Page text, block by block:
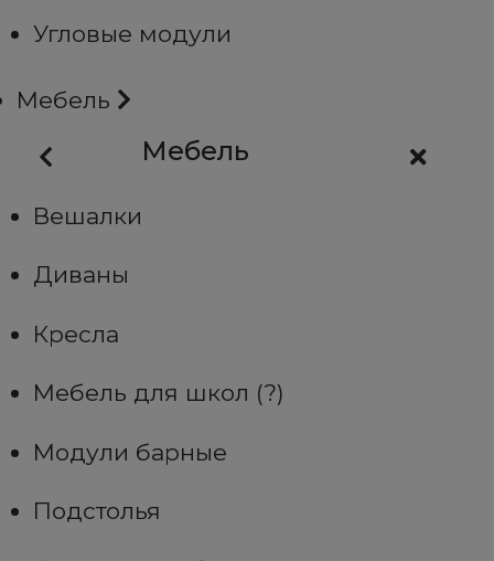
Угловые модули
Мебель
Мебель
Вешалки
Диваны
Кресла
Мебель для школ (?)
Модули барные
Подстолья